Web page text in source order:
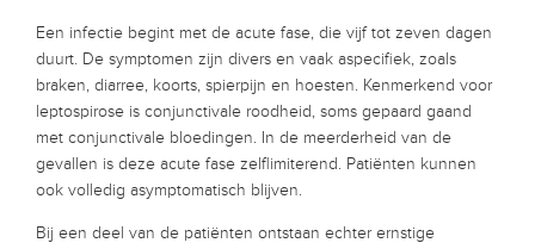
Een infectie begint met de acute fase, die vijf tot zeven dagen
duurt. De symptomen zijn divers en vaak aspecifiek, zoals
braken, diarree, koorts, spierpijn en hoesten. Kenmerkend voor
leptospirose is conjunctivale roodheid, soms gepaard gaand
met conjunctivale bloedingen. In de meerderheid van de
gevallen is deze acute fase zelflimiterend. Patiënten kunnen
ook volledig asymptomatisch blijven.
Bij een deel van de patiënten ontstaan echter ernstige